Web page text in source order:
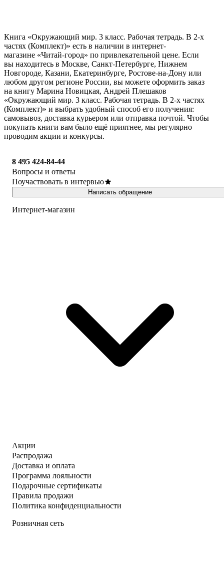
Книга «Окружающий мир. 3 класс. Рабочая тетрадь. В 2-х
частях (Комплект)» есть в наличии в интернет-
магазине «Читай-город» по привлекательной цене. Если
вы находитесь в Москве, Санкт-Петербурге, Нижнем
Новгороде, Казани, Екатеринбурге, Ростове-на-Дону или
любом другом регионе России, вы можете оформить заказ
на книгу Марина Новицкая, Андрей Плешаков
«Окружающий мир. 3 класс. Рабочая тетрадь. В 2-х частях
(Комплект)» и выбрать удобный способ его получения:
самовывоз, доставка курьером или отправка почтой. Чтобы
покупать книги вам было ещё приятнее, мы регулярно
проводим акции и конкурсы.
8 495 424-84-44
Вопросы и ответы
Поучаствовать в интервью
Написать обращение
Интернет-магазин
Акции
Распродажа
Доставка и оплата
Программа лояльности
Подарочные сертификаты
Правила продажи
Политика конфиденциальности
Розничная сеть